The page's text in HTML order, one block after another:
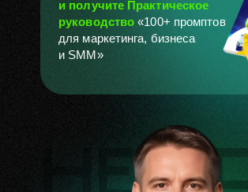
и получите Практическое
руководство «100+ промптов
для маркетинга, бизнеса
и SMM»